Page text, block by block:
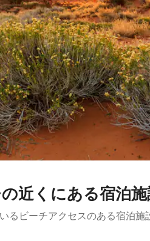
近くにある宿泊
るビーチアクセスのある宿泊施